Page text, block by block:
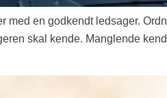
med en godkendt ledsager.
skal kende. Manglende